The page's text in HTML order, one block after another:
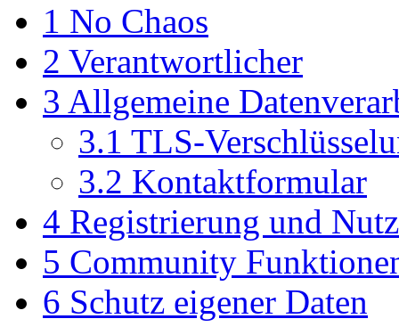
1 No Chaos
2 Verantwortlicher
3 Allgemeine
3.1 TLS-
3.2 Kontaktformular
4 Registrierung und
5 Community
6 Schutz eigener Daten